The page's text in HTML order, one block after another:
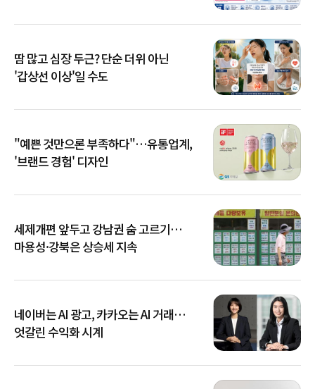
땀 많고 심장 두근? 단순 더위 아닌
'갑상선 이상'일 수도
"예쁜 것만으론 부족하다"…유통업계,
'브랜드 경험' 디자인
세제개편 앞두고 강남권 숨 고르기…
마용성·강북은 상승세 지속
네이버는 AI 광고, 카카오는 AI 거래…
엇갈린 수익화 시계